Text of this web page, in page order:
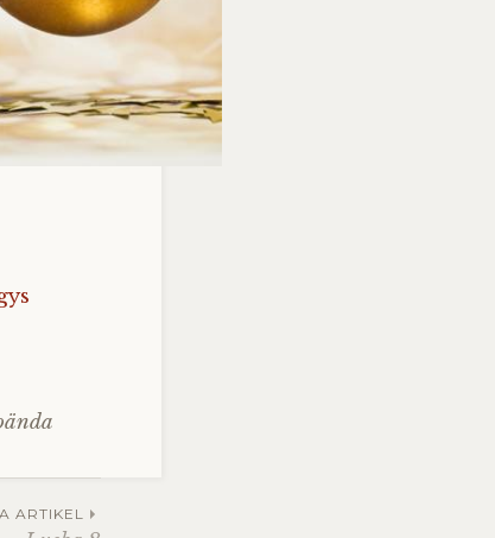
ARTIKEL